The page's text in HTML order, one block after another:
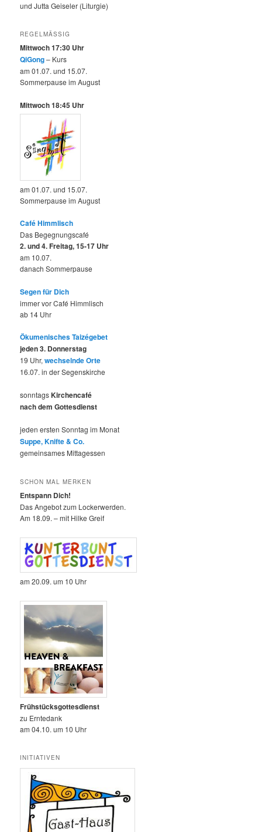
und Jutta Geiseler (Liturgie)
REGELMÄSSIG
Mittwoch 17:30 Uhr
QiGong– Kurs
am 01.07. und 15.07.
Sommerpause im August
Mittwoch 18:45 Uhr
am 01.07. und 15.07.
Sommerpause im August
Café Himmlisch
Das Begegnungscafé
2. und 4. Freitag, 15-17 Uhr
am 10.07.
danach Sommerpause
Segen für Dich
immer vor Café Himmlisch
ab 14 Uhr
Ökumenisches Taizégebet
jeden 3. Donnerstag
19 Uhr,wechselnde Orte
16.07. in der Segenskirche
sonntagsKirchencafé
nach dem Gottesdienst
jeden ersten Sonntag im Monat
Suppe, Knifte & Co.
gemeinsames Mittagessen
SCHON MAL MERKEN
Entspann Dich!
Das Angebot zum Lockerwerden.
Am 18.09. – mit Hilke Greif
am 20.09. um 10 Uhr
Frühstücksgottesdienst
zu Erntedank
am 04.10. um 10 Uhr
INITIATIVEN